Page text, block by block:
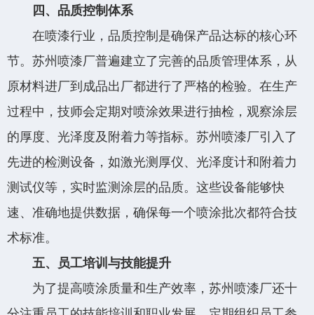
四、品质控制体系
在喷漆行业，品质控制是确保产品达标的核心环
节。苏州喷漆厂普遍建立了完善的品质管理体系，从
原材料进厂到成品出厂都进行了严格的检验。在生产
过程中，技师会定期对喷涂效果进行抽检，观察涂层
的厚度、光泽度及附着力等指标。苏州喷漆厂引入了
先进的检测设备，如激光测厚仪、光泽度计和附着力
测试仪等，实时监测涂层的品质。这些设备能够快
速、准确地提供数据，确保每一个喷涂批次都符合技
术标准。
五、员工培训与技能提升
为了提高喷涂质量和生产效率，苏州喷漆厂还十